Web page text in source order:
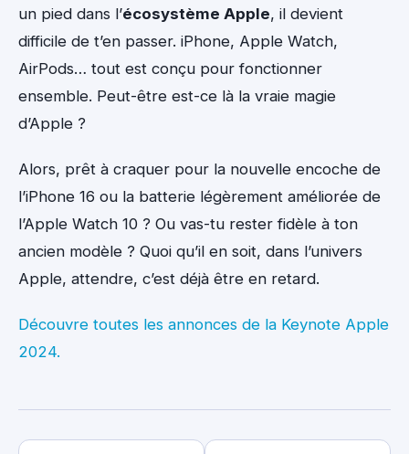
un pied dans l’écosystème Apple, il devient
difficile de t’en passer. iPhone, Apple Watch,
AirPods… tout est conçu pour fonctionner
ensemble. Peut-être est-ce là la vraie magie
d’Apple ?
Alors, prêt à craquer pour la nouvelle encoche de
l’iPhone 16 ou la batterie légèrement améliorée de
l’Apple Watch 10 ? Ou vas-tu rester fidèle à ton
ancien modèle ? Quoi qu’il en soit, dans l’univers
Apple, attendre, c’est déjà être en retard.
Découvre toutes les annonces de la Keynote Apple
2024.